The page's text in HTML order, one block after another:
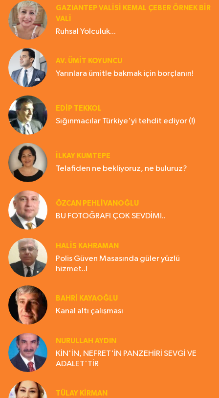
GAZIANTEP VALISI KEMAL ÇEBER ÖRNEK BİR
VALİ
Ruhsal Yolculuk...
AV. ÜMIT KOYUNCU
Yarınlara ümitle bakmak için borçlanın!
EDIP TEKKOL
Sığınmacılar Türkiye'yi tehdit ediyor (!)
İLKAY KUMTEPE
Telafiden ne bekliyoruz, ne buluruz?
ÖZCAN PEHLİVANOĞLU
BU FOTOĞRAFI ÇOK SEVDİM!..
HALIS KAHRAMAN
Polis Güven Masasında güler yüzlü
hizmet..!
BAHRI KAYAOĞLU
Kanal altı çalışması
NURULLAH AYDIN
KİN'İN, NEFRET'İN PANZEHİRİ SEVGİ VE
ADALET'TİR
TÜLAY KİRMAN